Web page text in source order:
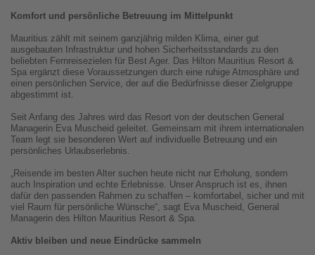
Komfort und persönliche Betreuung im Mittelpunkt
Mauritius zählt mit seinem ganzjährig milden Klima, einer gut
ausgebauten Infrastruktur und hohen Sicherheitsstandards zu den
beliebten Fernreisezielen für Best Ager. Das Hilton Mauritius Resort &
Spa ergänzt diese Voraussetzungen durch eine ruhige Atmosphäre und
einen persönlichen Service, der auf die Bedürfnisse dieser Zielgruppe
abgestimmt ist.
Seit Anfang des Jahres wird das Resort von der deutschen General
Managerin Eva Muscheid geleitet. Gemeinsam mit ihrem internationalen
Team legt sie besonderen Wert auf individuelle Betreuung und ein
persönliches Urlaubserlebnis.
„Reisende im besten Alter suchen heute nicht nur Erholung, sondern
auch Inspiration und echte Erlebnisse. Unser Anspruch ist es, ihnen
dafür den passenden Rahmen zu schaffen – komfortabel, sicher und mit
viel Raum für persönliche Wünsche“, sagt Eva Muscheid, General
Managerin des Hilton Mauritius Resort & Spa.
Aktiv bleiben und neue Eindrücke sammeln